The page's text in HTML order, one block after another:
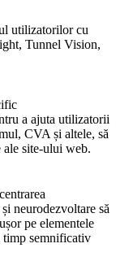
utilizatorilor cu
Tunnel Vision,
a ajuta utilizatorii
CVA și altele, să
ale site-ului web.
neurodezvoltare să
pe elementele
timp semnificativ